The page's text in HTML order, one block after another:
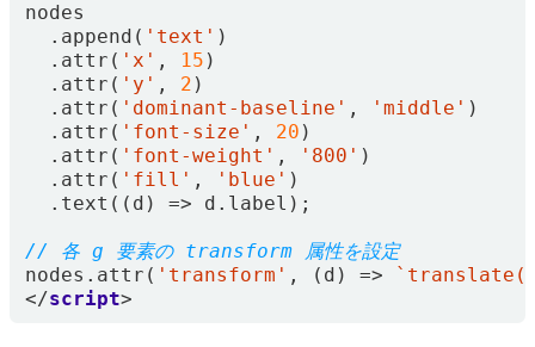
nodes
. append ( 'text' )
. attr ( 'x' , 15 )
. attr ( 'y' , 2 )
. attr ( 'dominant-baseline' , 'middle' )
. attr ( 'font-size' , 20 )
. attr ( 'font-weight' , '800' )
. attr ( 'fill' , 'blue' )
. text (( d ) => d . label );
nodes . attr ( 'transform' , ( d ) => `translate(
</script>